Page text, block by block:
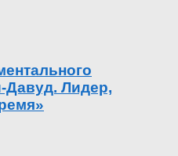
Лидер,